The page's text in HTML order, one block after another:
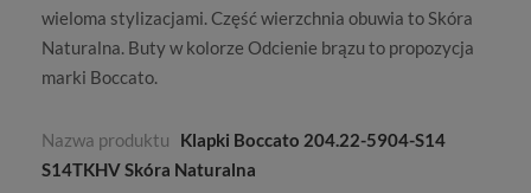
wieloma stylizacjami. Część wierzchnia obuwia toSkóra
Naturalna. Buty w kolorze Odcienie brązu to propozycja
marki Boccato.
Nazwa produktu
Klapki Boccato 204.22-5904-S14
S14TKHV Skóra Naturalna